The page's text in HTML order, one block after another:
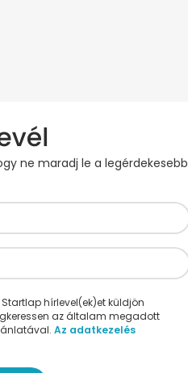
ne maradj le a legérdekesebb
hírlevel(ek)et küldjön
az általam megadott
Az adatkezelés